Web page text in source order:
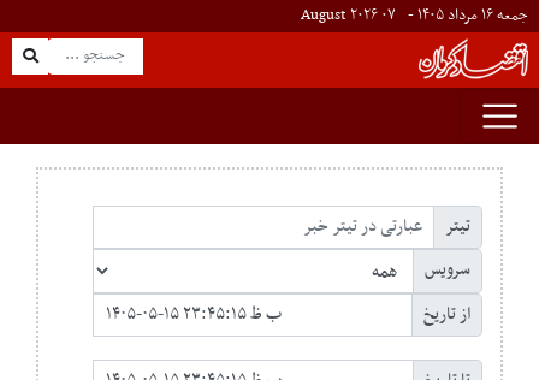
جمعه ۱۶ مرداد ۱۴۰۵ - ۰۷۲۰۲۶
تیتر
سرویس
از تاریخ